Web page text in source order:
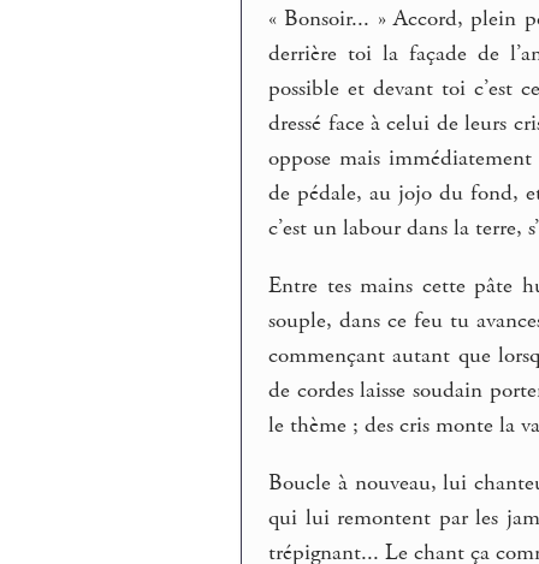
« Bonsoir... » Accord, plein
derrière toi la façade de
possible et devant toi c’est
dressé face à celui de leurs
oppose mais immédiatement
de pédale, au jojo du fond,
c’est un labour dans la terre,
Entre tes mains cette pâte
souple, dans ce feu tu
commençant autant que
de cordes laisse soudain
le thème ; des cris monte la
Boucle à nouveau, lui
qui lui remontent par les
trépignant... Le chant ça